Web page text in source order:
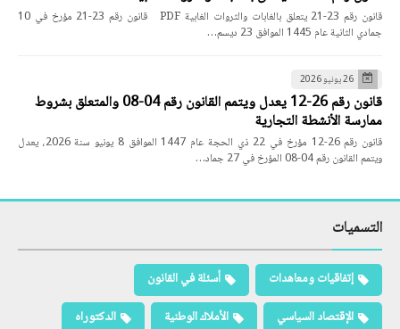
قانون رقم 23-21 يتعلق بالغابات والثروات الغابية PDF قانون رقم 23-21 مؤرخ في 10
جمادي الثانية عام 1445 الموافق 23 ديسم…
26 يونيو 2026
قانون رقم 26-12 يعدل ويتمم القانون رقم 04-08 والمتعلق بشروط
ممارسة الأنشطة التجارية
قانون رقم 26-12 مؤرخ في 22 ذي الحجة عام 1447 الموافق 8 يونيو سنة 2026، يعدل
ويتمم القانون رقم 04-08 المؤرخ في 27 جماد…
التسميات
إتفاقيات ومعاهدات
أسئلة في القانون
الإقتصاد السياسي
الأملاك الوطنية
الدكتوراه